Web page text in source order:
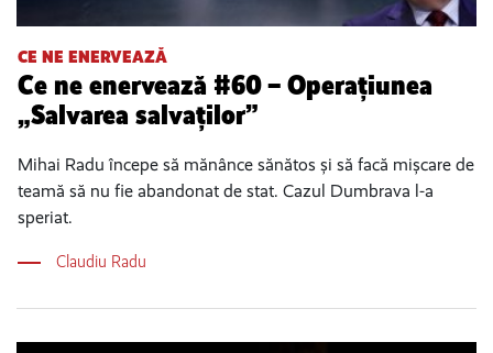
CE NE ENERVEAZĂ
Ce ne enervează #60 – Operațiunea
„Salvarea salvaților”
Mihai Radu începe să mănânce sănătos și să facă mișcare de
teamă să nu fie abandonat de stat. Cazul Dumbrava l-a
speriat.
Claudiu Radu